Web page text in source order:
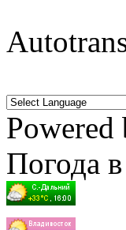
Powered
Погода